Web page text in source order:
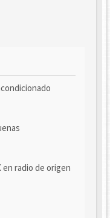
en radio de origen